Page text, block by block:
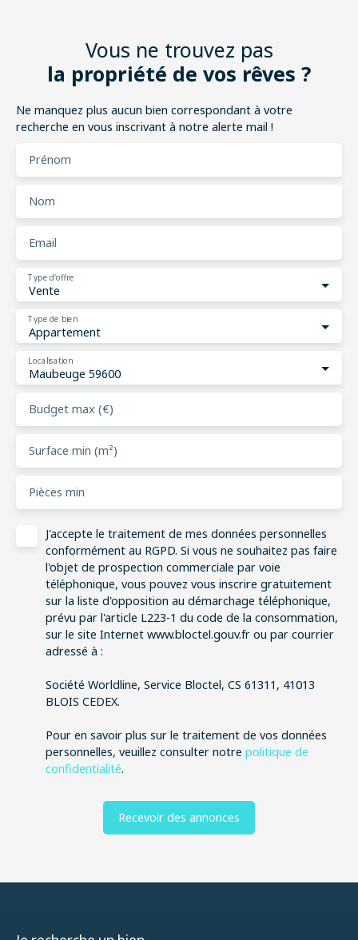
Vous ne trouvez pas
la propriété de vos rêves ?
Ne manquez plus aucun bien correspondant à votre
recherche en vous inscrivant à notre alerte mail !
Prénom
Nom
Email
Vente
Type d'offre
Appartement
Type de bien
Maubeuge 59600
Localisation
Budget max (€)
Surface min (m²)
Pièces min
J'accepte le traitement de mes données personnelles
conformément au RGPD. Si vous ne souhaitez pas faire
l'objet de prospection commerciale par voie
téléphonique, vous pouvez vous inscrire gratuitement
sur la liste d'opposition au démarchage téléphonique,
prévu par l'article L223-1 du code de la consommation,
sur le site Internet www.bloctel.gouv.fr ou par courrier
adressé à :
Société Worldline, Service Bloctel, CS 61311, 41013
BLOIS CEDEX.
Pour en savoir plus sur le traitement de vos données
personnelles, veuillez consulter notre politique de
confidentialité.
Recevoir des annonces